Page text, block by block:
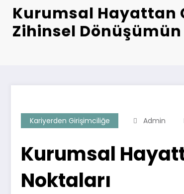
Kurumsal Hayattan
Zihinsel Dönüşümün
Kariyerden Girişimciliğe Admin
Kurumsal
Noktaları